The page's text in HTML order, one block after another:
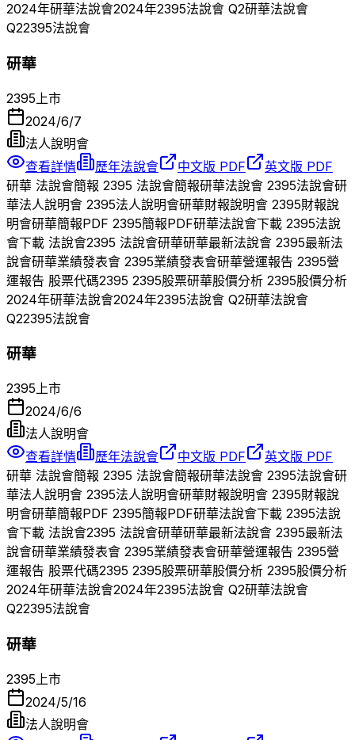
2024年研華法說會2024年2395法說會 Q2研華法說會
Q22395法說會
研華
2395 上市
2024/6/7
法人說明會
查看詳情
歷年法說會 中文版 PDF
英文版 PDF
研華 法說會簡報 2395 法說會簡報研華法說會 2395法說會研
華法人說明會 2395法人說明會研華財報說明會 2395財報說
明會研華簡報PDF 2395簡報PDF研華法說會下載 2395法說
會下載 法說會2395 法說會研華研華最新法說會 2395最新法
說會研華業績發表會 2395業績發表會研華營運報告 2395營
運報告 股票代碼2395 2395股票研華股價分析 2395股價分析
2024年研華法說會2024年2395法說會 Q2研華法說會
Q22395法說會
研華
2395上市
2024/6/6
法人說明會
查看詳情
歷年法說會 中文版 PDF
英文版 PDF
研華 法說會簡報 2395 法說會簡報研華法說會 2395法說會研
華法人說明會 2395法人說明會研華財報說明會 2395財報說
明會研華簡報PDF 2395簡報PDF研華法說會下載 2395法說
會下載 法說會2395 法說會研華研華最新法說會 2395最新法
說會研華業績發表會 2395業績發表會研華營運報告 2395營
運報告 股票代碼2395 2395股票研華股價分析 2395股價分析
2024年研華法說會2024年2395法說會 Q2研華法說會
Q22395法說會
研華
2395 上市
2024/5/16
法人說明會